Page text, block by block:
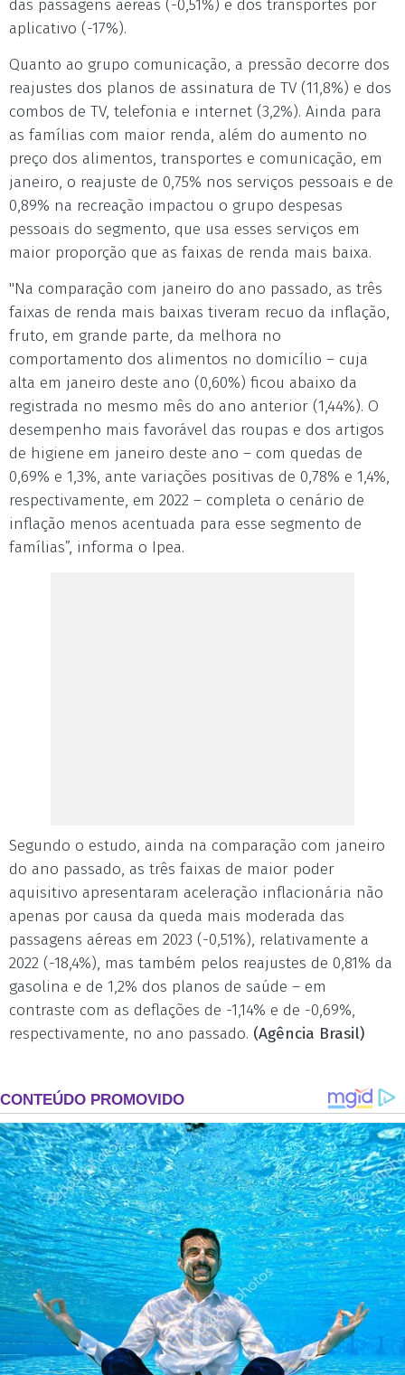
das passagens aéreas (-0,51%) e dos transportes por
aplicativo (-17%).
Quanto ao grupo comunicação, a pressão decorre dos
reajustes dos planos de assinatura de TV (11,8%) e dos
combos de TV, telefonia e internet (3,2%). Ainda para
as famílias com maior renda, além do aumento no
preço dos alimentos, transportes e comunicação, em
janeiro, o reajuste de 0,75% nos serviços pessoais e de
0,89% na recreação impactou o grupo despesas
pessoais do segmento, que usa esses serviços em
maior proporção que as faixas de renda mais baixa.
"Na comparação com janeiro do ano passado, as três
faixas de renda mais baixas tiveram recuo da inflação,
fruto, em grande parte, da melhora no
comportamento dos alimentos no domicílio – cuja
alta em janeiro deste ano (0,60%) ficou abaixo da
registrada no mesmo mês do ano anterior (1,44%). O
desempenho mais favorável das roupas e dos artigos
de higiene em janeiro deste ano – com quedas de
0,69% e 1,3%, ante variações positivas de 0,78% e 1,4%,
respectivamente, em 2022 – completa o cenário de
inflação menos acentuada para esse segmento de
famílias”, informa o Ipea.
Segundo o estudo, ainda na comparação com janeiro
do ano passado, as três faixas de maior poder
aquisitivo apresentaram aceleração inflacionária não
apenas por causa da queda mais moderada das
passagens aéreas em 2023 (-0,51%), relativamente a
2022 (-18,4%), mas também pelos reajustes de 0,81% da
gasolina e de 1,2% dos planos de saúde – em
contraste com as deflações de -1,14% e de -0,69%,
respectivamente, no ano passado. (Agência Brasil)